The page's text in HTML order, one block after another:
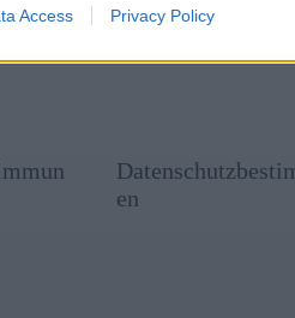
Access Privacy Policy
en